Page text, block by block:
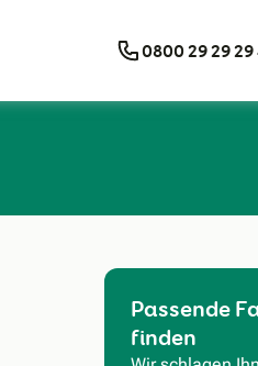
0800 29 29 29
Passende
finden